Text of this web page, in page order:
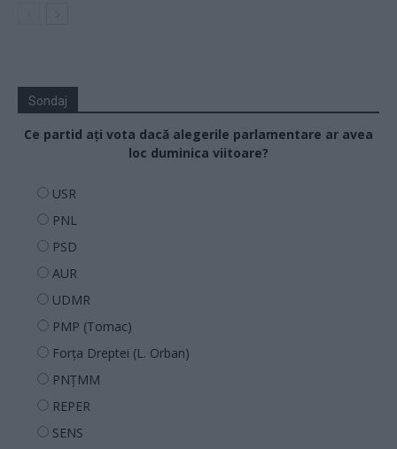
Sondaj
Ce partid ați vota dacă alegerile parlamentare ar avea
loc duminica viitoare?
USR
PNL
PSD
AUR
UDMR
PMP (Tomac)
Forța Dreptei (L. Orban)
PNȚMM
REPER
SENS